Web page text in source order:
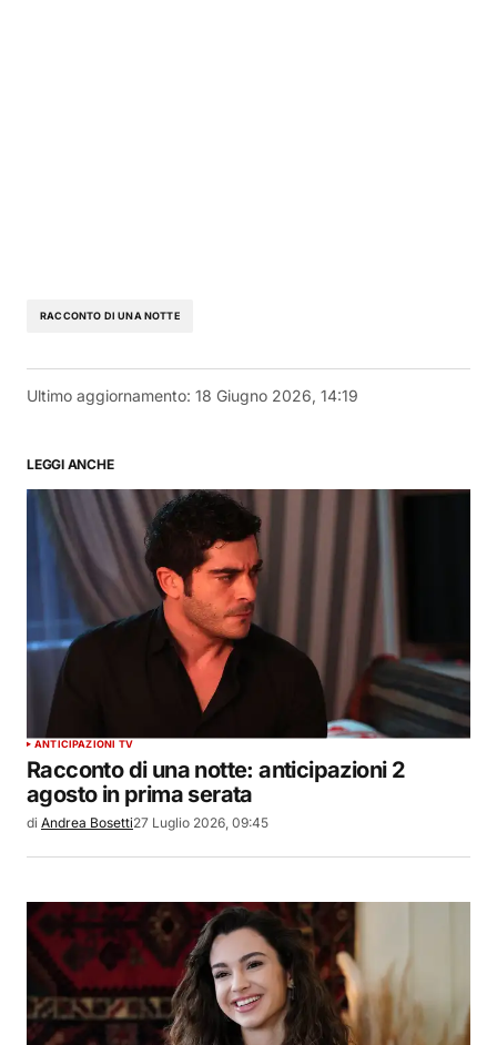
RACCONTO DI UNA NOTTE
Ultimo aggiornamento: 18 Giugno 2026, 14:19
LEGGI ANCHE
ANTICIPAZIONI TV
Racconto di una notte: anticipazioni 2
agosto in prima serata
di Andrea Bosetti27 Luglio 2026, 09:45